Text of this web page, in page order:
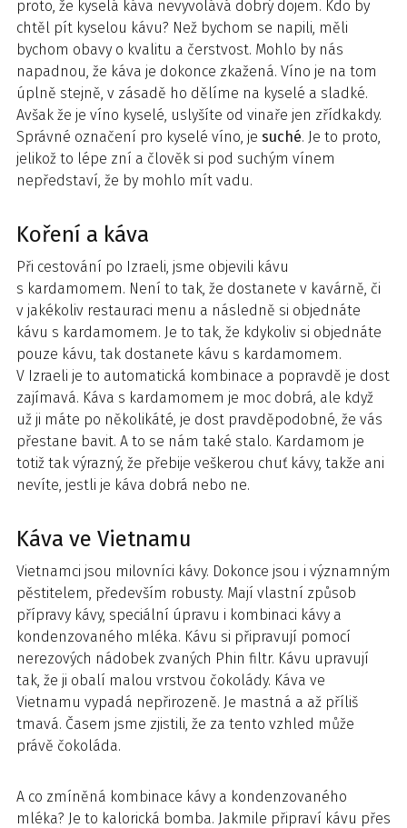
proto, že kyselá káva nevyvolává dobrý dojem. Kdo by
chtěl pít kyselou kávu? Než bychom se napili, měli
bychom obavy o kvalitu a čerstvost. Mohlo by nás
napadnou, že káva je dokonce zkažená. Víno je na tom
úplně stejně, v zásadě ho dělíme na kyselé a sladké.
Avšak že je víno kyselé, uslyšíte od vinaře jen zřídkakdy.
Správné označení pro kyselé víno, je suché. Je to proto,
jelikož to lépe zní a člověk si pod suchým vínem
nepředstaví, že by mohlo mít vadu.
Koření a káva
Při cestování po Izraeli, jsme objevili kávu
s kardamomem. Není to tak, že dostanete v kavárně, či
v jakékoliv restauraci menu a následně si objednáte
kávu s kardamomem. Je to tak, že kdykoliv si objednáte
pouze kávu, tak dostanete kávu s kardamomem.
V Izraeli je to automatická kombinace a popravdě je dost
zajímavá. Káva s kardamomem je moc dobrá, ale když
už ji máte po několikáté, je dost pravděpodobné, že vás
přestane bavit. A to se nám také stalo. Kardamom je
totiž tak výrazný, že přebije veškerou chuť kávy, takže ani
nevíte, jestli je káva dobrá nebo ne.
Káva ve Vietnamu
Vietnamci jsou milovníci kávy. Dokonce jsou i významným
pěstitelem, především robusty. Mají vlastní způsob
přípravy kávy, speciální úpravu i kombinaci kávy a
kondenzovaného mléka. Kávu si připravují pomocí
nerezových nádobek zvaných Phin filtr. Kávu upravují
tak, že ji obalí malou vrstvou čokolády. Káva ve
Vietnamu vypadá nepřirozeně. Je mastná a až příliš
tmavá. Časem jsme zjistili, že za tento vzhled může
právě čokoláda.
A co zmíněná kombinace kávy a kondenzovaného
mléka? Je to kalorická bomba. Jakmile připraví kávu přes